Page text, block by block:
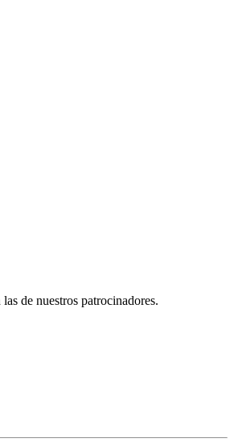
de nuestros patrocinadores.